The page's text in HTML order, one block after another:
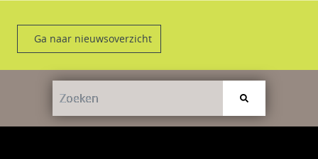
Ga naar nieuwsoverzicht